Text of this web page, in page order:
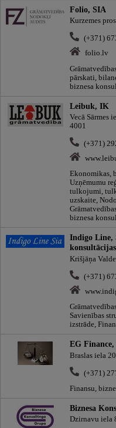
Folio, SIA
Kurzemes
(+371)
folio.lv
pārskati,
biznesa
Leibuk, IK
Vecā Sārmes
4001
(+371)
Ekonomikas,
Uzņēmumu
tulkojumi,
uzskaite,
biznesa
Indigo Line,
konsultācijas
Krišjāņa
(+371)
Savienības
izstrāde,
EG
Braslas iela
(+371)
Finansu,
Biznesa
Dzirnavu iela